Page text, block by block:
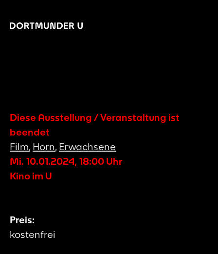
Diese Ausstellung / Veranstaltung ist
beendet
Film, Horn, Erwachsene
Mi. 10.01.2024, 18:00 Uhr
Kino im U
Preis:
kostenfrei